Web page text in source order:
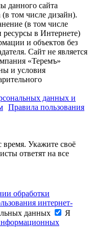
данного сайта
(в том числе дизайн).
(в том числе
ресурсы в Интернете)
и объектов без
Cайт не является
«Теремъ»
и условия
данных и
Правила пользования
Укажите своё
ответят на все
обработки
интернет-
данных
Я